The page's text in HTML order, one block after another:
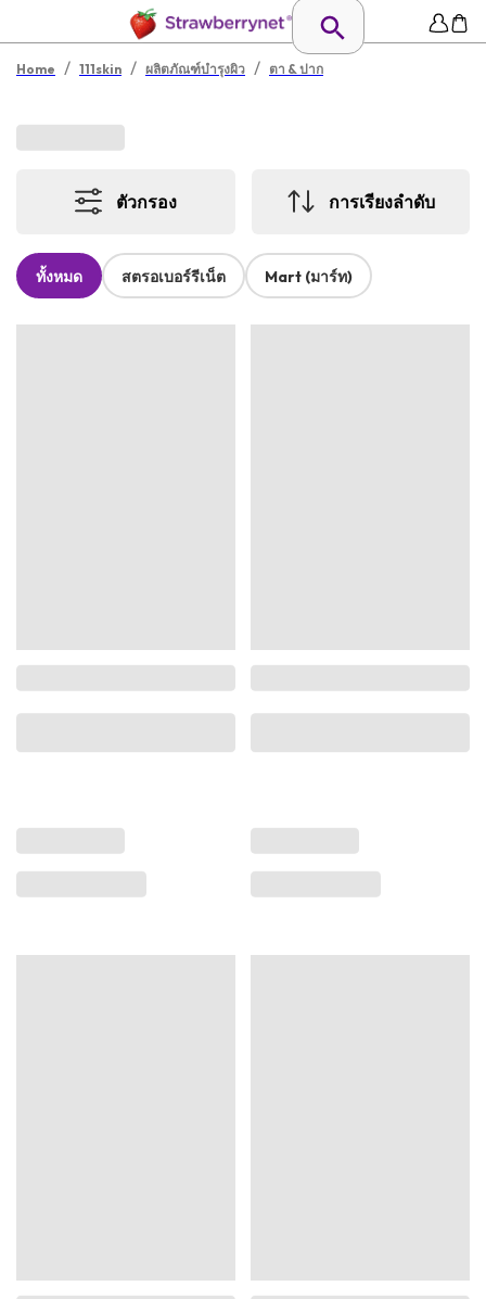
Home / 111skin / ผลิตภัณฑ์บำรุงผิว / ตา & ปาก
ตัวกรอง การเรียงลำดับ
ทั้งหมด สตรอเบอร์รีเน็ต Mart (มาร์ท)